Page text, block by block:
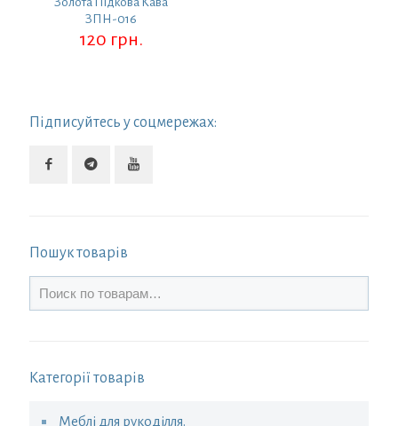
ЗПН-016
120 грн.
Підписуйтесь у соцмережах:
Пошук товарів
Категорії товарів
Меблі для рукоділля.